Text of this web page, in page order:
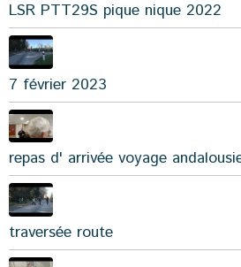
LSR PTT29S pique nique 2022
7 février 2023
repas d' arrivée voyage
traversée route